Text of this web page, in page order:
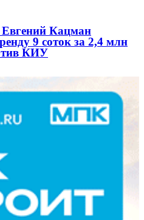
Евгений Кацман
9 соток за 2,4 млн
КИУ